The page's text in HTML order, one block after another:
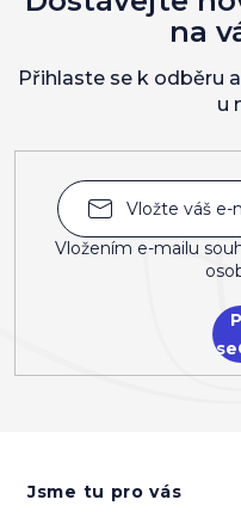
Vložením e-mailu
se
na
Přihlaste se k odběru
u
Jsme tu pro vás